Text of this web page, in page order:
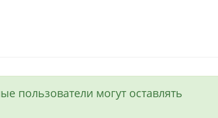
пользователи могут оставлять